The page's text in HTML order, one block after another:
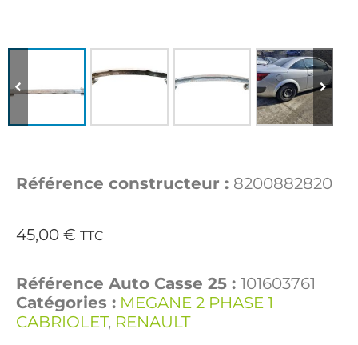
Référence constructeur : 8200882820
45,00 € TTC
Référence Auto Casse 25 : 101603761
Catégories : MEGANE 2 PHASE 1
CABRIOLET, RENAULT